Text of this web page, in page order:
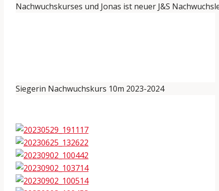
Nachwuchskurses und Jonas ist neuer J&S
Siegerin Nachwuchskurs 10m 2023-2024